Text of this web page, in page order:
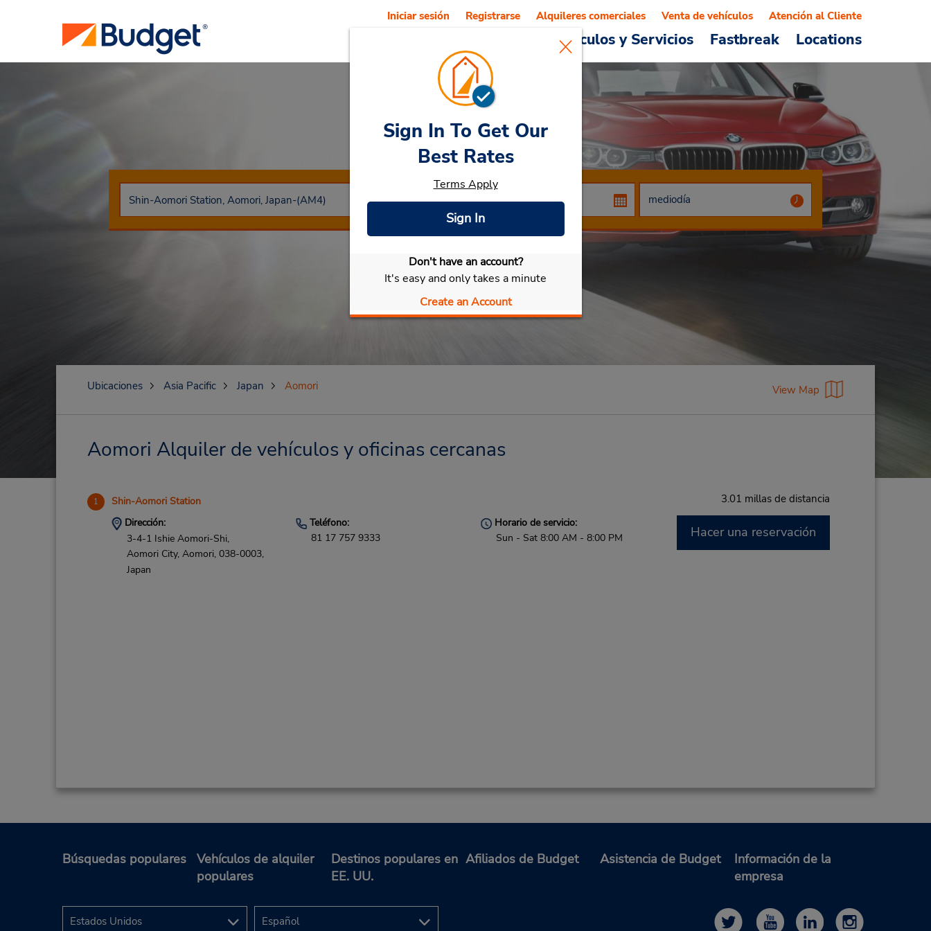
Vehículos y Servicios Fastbreak Locations
Iniciar sesión Registrarse Alquileres comerciales Venta de vehículos Atención al Cliente
Car RentalAomori
Seleccionar mi vehículo
Sign In To Get Our
Best Rates
Terms Apply
Sign In
Don't have an account?
It's easy and only takes a minute
Create an Account
Ubicaciones Asia Pacific Japan Aomori View Map
Aomori Alquiler de vehículos y oficinas cercanas
1 Shin-Aomori Station 3.01 millas de distancia
Dirección:
3-4-1 Ishie Aomori-Shi,
Aomori City, Aomori, 038-0003,
Japan
Teléfono:
81 17 757 9333
Horario de servicio:
Sun - Sat 8:00 AM - 8:00 PM
Hacer una reservación
Búsquedas populares
Vehículos de alquiler
populares
Destinos populares en
EE. UU.
Afiliados de Budget Asistencia de Budget
Información de la
empresa